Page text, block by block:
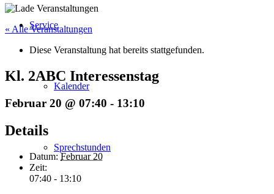
Service
Kalender
Sprechstunden
« Alle Veranstaltungen
Diese Veranstaltung hat bereits stattgefunden.
Kl. 2ABC Interessenstag
Februar 20 @ 07:40 - 13:10
Details
Datum: Februar 20
Zeit:
07:40 - 13:10